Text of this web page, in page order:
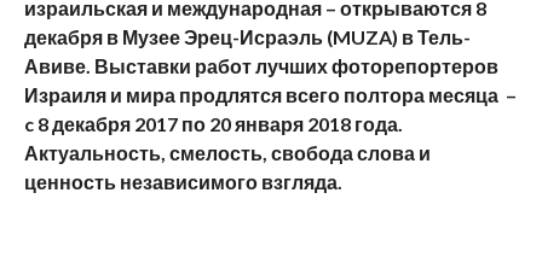
израильская и международная – открываются 8
декабря в Музее Эрец-Исраэль (MUZA) в Тель-
Авиве. Выставки работ лучших фоторепортеров
Израиля и мира продлятся всего полтора месяца –
c8 декабря 2017 по 20 января 2018 года.
Актуальность, смелость, свобода слова и
ценность независимого взгляда.